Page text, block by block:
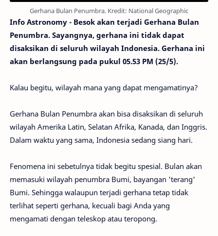
Gerhana Bulan Penumbra. Kredit: National Geographic
Info Astronomy - Besok akan terjadi Gerhana Bulan
Penumbra. Sayangnya, gerhana ini tidak dapat
disaksikan di seluruh wilayah Indonesia. Gerhana ini
akan berlangsung pada pukul 05.53 PM (25/5).
Kalau begitu, wilayah mana yang dapat mengamatinya?
Gerhana Bulan Penumbra akan bisa disaksikan di seluruh
wilayah Amerika Latin, Selatan Afrika, Kanada, dan Inggris.
Dalam waktu yang sama, Indonesia sedang siang hari.
Fenomena ini sebetulnya tidak begitu spesial. Bulan akan
memasuki wilayah penumbra Bumi, bayangan 'terang'
Bumi. Sehingga walaupun terjadi gerhana tetap tidak
terlihat seperti gerhana, kecuali bagi Anda yang
mengamati dengan teleskop atau teropong.